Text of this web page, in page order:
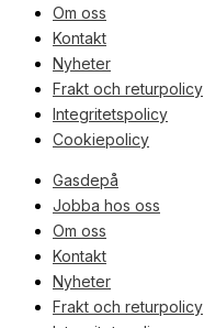
Om oss
Kontakt
Nyheter
Frakt och returpolicy
Integritetspolicy
Cookiepolicy
Gasdepå
Jobba hos oss
Om oss
Kontakt
Nyheter
Frakt och returpolicy